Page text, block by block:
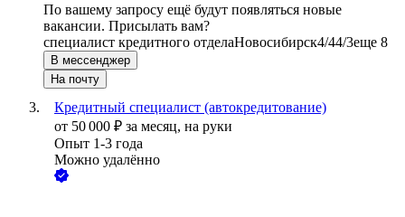
По вашему запросу ещё будут появляться новые
вакансии. Присылать вам?
специалист кредитного отделаНовосибирск4/44/3еще 8
В мессенджер
На почту
Кредитный специалист (автокредитование)
от 50 000 ₽ за месяц, на руки
Опыт 1-3 года
Можно удалённо